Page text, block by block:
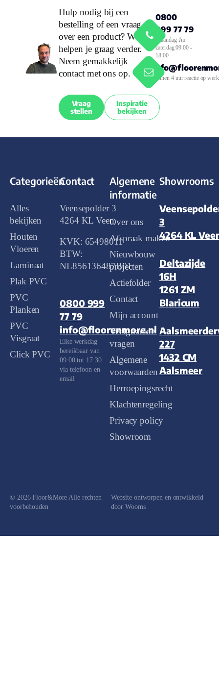
Hulp nodig bij een
bestelling of een vraag
over een product? We
helpen je graag verder.
Neem gemakkelijk
contact met ons op.
Vraag
stellen
Inspiratie
bekijken
0800
999 77 79
Maandag t/m
zaterdag 09:00 -
18:00
Binnen 4 uur reactie op
Categorieën
Alles
bekijken
Houten
Vloeren
Laminaat
Plak PVC
PVC
Planken
PVC
Visgraat
Click PVC
Contact
Veensepolder 3
4264 KL Veen
KVK: 65498011
BTW:
NL856136487B01
0800 999
77 79
info@floorenmore.nl
Elke werkdag
bereikbaar van
09:00 tot 17:30
via telefoon en
email
Algemene
informatie
Over ons
Afspraak maken
Nieuwbouw
projecten
Actiefolder
Contact
Mijn account
Veelgestelde
vragen
Algemene
voorwaarden
Herroepingsrecht
Klachtenregeling
Privacy policy
Showroom
Showrooms
3
4264 KL
Deltazijde
16H
1261 ZM
Blaricum
227
1432 CM
Aalsmeer
© 2026 Floor&More Alle rechten
voorbehouden
Website ontworpen en ontwikkeld
doorWooms